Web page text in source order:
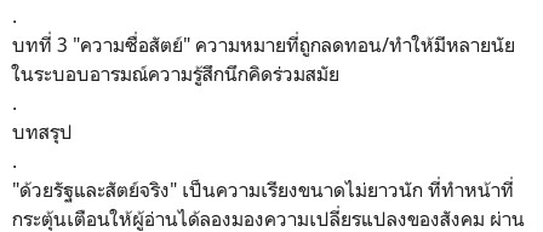
.
บทที่ 3 "ความซื่อสัตย์" ความหมายที่ถูกลดทอน/ทำให้มีหลายนัย
ในระบอบอารมณ์ความรู้สึกนึกคิดร่วมสมัย
.
บทสรุป
.
"ด้วยรัฐและสัตย์จริง" เป็นความเรียงขนาดไม่ยาวนัก ที่ทำหน้าที่
กระตุ้นเตือนให้ผู้อ่านได้ลองมองความเปลี่ยรแปลงของสังคม ผ่าน